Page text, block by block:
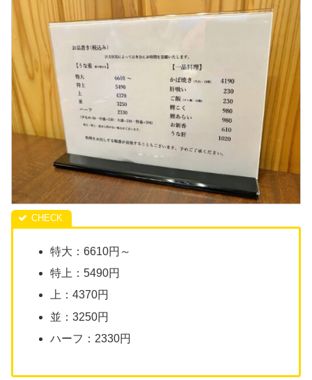
特大：6610円～
特上：5490円
上：4370円
並：3250円
ハーフ：2330円